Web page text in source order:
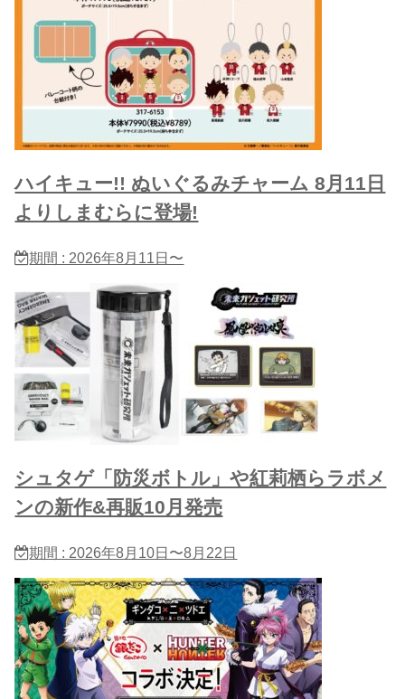
ハイキュー!! ぬいぐるみチャーム 8月11日
よりしまむらに登場!
期間 : 2026年8月11日〜
シュタゲ「防災ボトル」や紅莉栖らラボメ
ンの新作&再販10月発売
期間 : 2026年8月10日〜8月22日